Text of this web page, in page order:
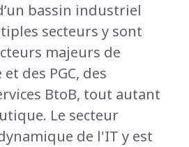
bassin industriel
secteurs y sont
majeurs de
des PGC, des
BtoB, tout autant
Le secteur
de l'IT y est